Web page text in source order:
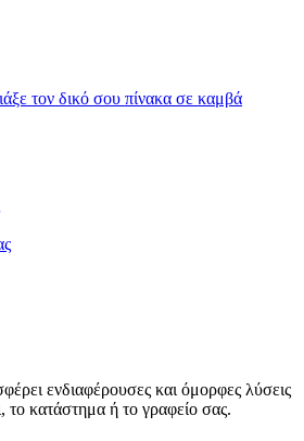
τον δικό σου πίνακα σε καμβά
ενδιαφέρουσες και όμορφες λύσεις
το κατάστημα ή το γραφείο σας.